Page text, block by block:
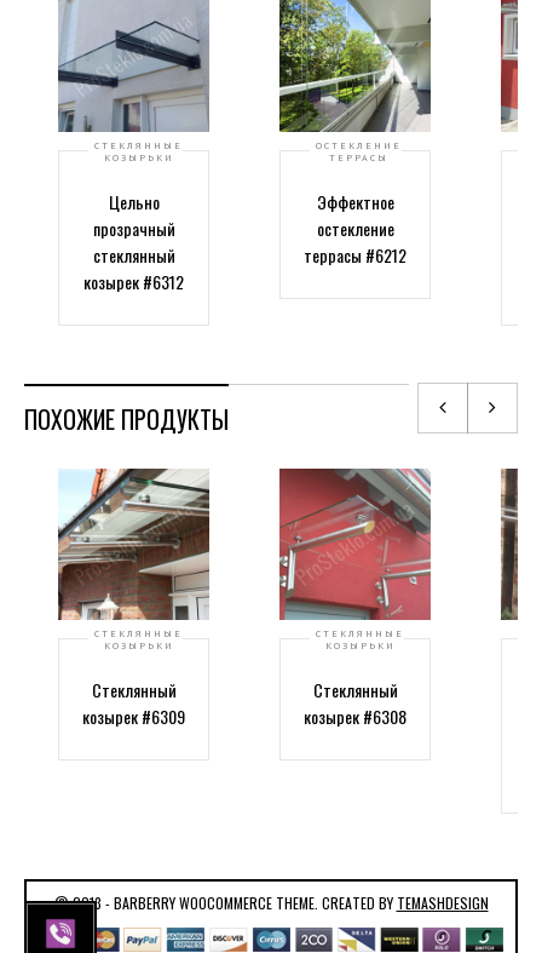
СТЕКЛЯННЫЕ
КОЗЫРЬКИ
Цельно
прозрачный
стеклянный
козырек #6312
ОСТЕКЛЕНИЕ
ТЕРРАСЫ
Эффектное
остекление
террасы #6212
ПОХОЖИЕ ПРОДУКТЫ
СТЕКЛЯННЫЕ
КОЗЫРЬКИ
Стеклянный
козырек #6309
СТЕКЛЯННЫЕ
КОЗЫРЬКИ
Стеклянный
козырек #6308
© 2013 - BARBERRY WOOCOMMERCE THEME. CREATED BY TEMASHDESIGN